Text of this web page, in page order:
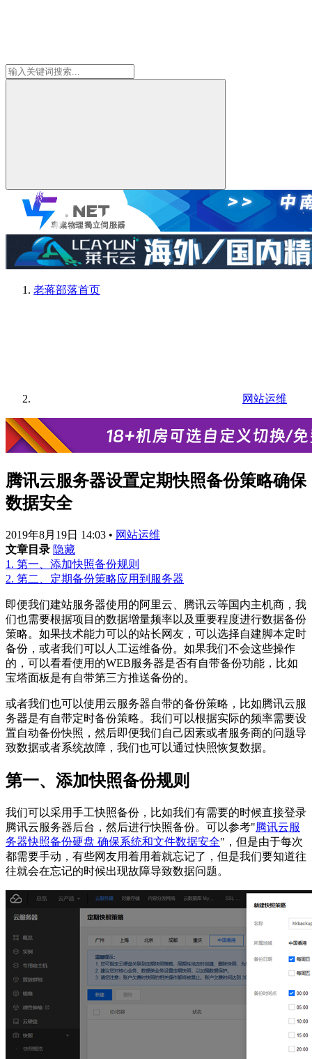
老蒋部落首页
网站运维
腾讯云服务器设置定期快照备份策略确保
数据安全
2019年8月19日 14:03 • 网站运维
文章目录 隐藏
1. 第一、添加快照备份规则
2. 第二、定期备份策略应用到服务器
即便我们建站服务器使用的阿里云、腾讯云等国内主机商，我
们也需要根据项目的数据增量频率以及重要程度进行数据备份
策略。如果技术能力可以的站长网友，可以选择自建脚本定时
备份，或者我们可以人工运维备份。如果我们不会这些操作
的，可以看看使用的WEB服务器是否有自带备份功能，比如
宝塔面板是有自带第三方推送备份的。
或者我们也可以使用云服务器自带的备份策略，比如腾讯云服
务器是有自带定时备份策略。我们可以根据实际的频率需要设
置自动备份快照，然后即便我们自己因素或者服务商的问题导
致数据或者系统故障，我们也可以通过快照恢复数据。
第一、添加快照备份规则
我们可以采用手工快照备份，比如我们有需要的时候直接登录
腾讯云服务器后台，然后进行快照备份。可以参考"腾讯云服
务器快照备份硬盘 确保系统和文件数据安全"，但是由于每次
都需要手动，有些网友用着用着就忘记了，但是我们要知道往
往就会在忘记的时候出现故障导致数据问题。